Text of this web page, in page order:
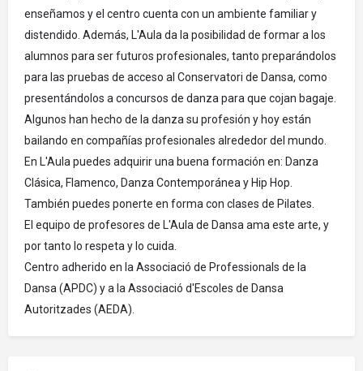
enseñamos y el centro cuenta con un ambiente familiar y
distendido. Además, L'Aula da la posibilidad de formar a los
alumnos para ser futuros profesionales, tanto preparándolos
para las pruebas de acceso al Conservatori de Dansa, como
presentándolos a concursos de danza para que cojan bagaje.
Algunos han hecho de la danza su profesión y hoy están
bailando en compañías profesionales alrededor del mundo.
En L'Aula puedes adquirir una buena formación en: Danza
Clásica, Flamenco, Danza Contemporánea y Hip Hop.
También puedes ponerte en forma con clases de Pilates.
El equipo de profesores de L'Aula de Dansa ama este arte, y
por tanto lo respeta y lo cuida.
Centro adherido en la Associació de Professionals de la
Dansa (APDC) y a la Associació d'Escoles de Dansa
Autoritzades (AEDA).